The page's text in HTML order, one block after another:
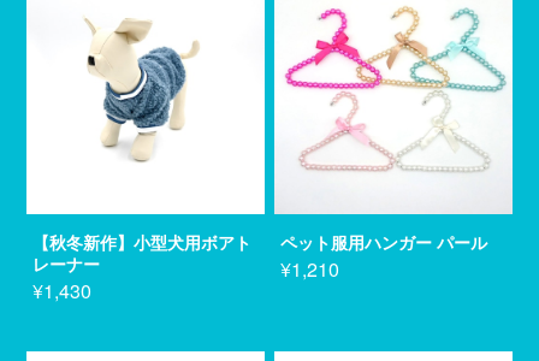
【秋冬新作】小型犬用ボアト
レーナー
¥1,430
ペット服用ハンガー パール
¥1,210